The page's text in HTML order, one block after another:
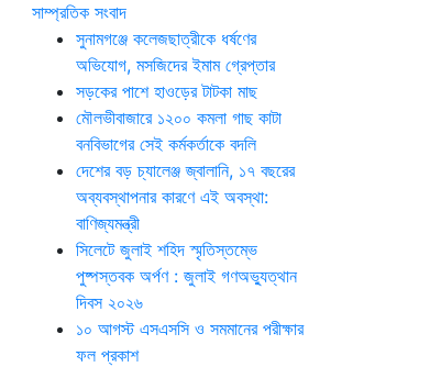
সাম্প্রতিক সংবাদ
সুনামগঞ্জে কলেজছাত্রীকে ধর্ষণের
অভিযোগ, মসজিদের ইমাম গ্রেপ্তার
সড়কের পাশে হাওড়ের টাটকা মাছ
মৌলভীবাজারে ১২০০ কমলা গাছ কাটা
বনবিভাগের সেই কর্মকর্তাকে বদলি
দেশের বড় চ্যালেঞ্জ জ্বালানি, ১৭ বছরের
অব্যবস্থাপনার কারণে এই অবস্থা:
বাণিজ্যমন্ত্রী
সিলেটে জুলাই শহিদ স্মৃতিস্তম্ভে
পুষ্পস্তবক অর্পণ : জুলাই গণঅভ্যুত্থান
দিবস ২০২৬
১০ আগস্ট এসএসসি ও সমমানের পরীক্ষার
ফল প্রকাশ